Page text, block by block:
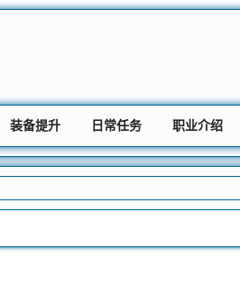
装备提升 日常任务 职业介绍